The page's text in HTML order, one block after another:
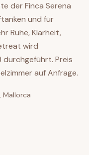
der Finca Serena
und für
Ruhe, Klarheit,
wird
durchgeführt. Preis
auf Anfrage.
Mallorca